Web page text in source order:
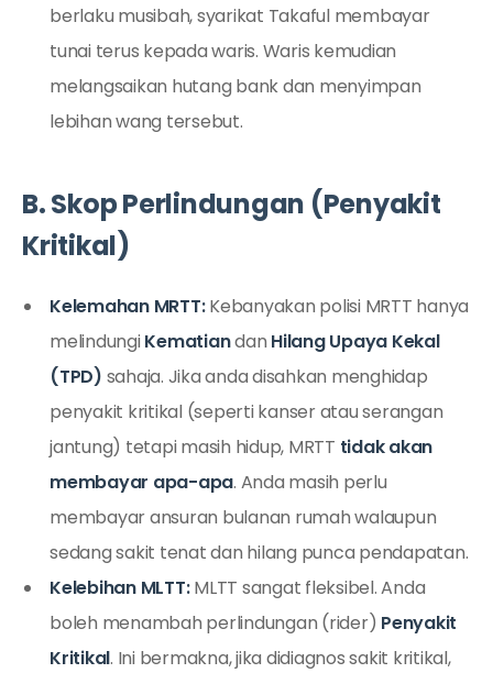
berlaku musibah, syarikat Takaful membayar
tunai terus kepada waris. Waris kemudian
melangsaikan hutang bank dan menyimpan
lebihan wang tersebut.
B. Skop Perlindungan (Penyakit
Kritikal)
Kelemahan MRTT:Kebanyakan polisi MRTT hanya
melindungiKematiandan Hilang Upaya Kekal
(TPD) sahaja. Jika anda disahkan menghidap
penyakit kritikal (seperti kanser atau serangan
jantung) tetapi masih hidup, MRTT tidak akan
membayar apa-apa. Anda masih perlu
membayar ansuran bulanan rumah walaupun
sedang sakit tenat dan hilang punca pendapatan.
Kelebihan MLTT:MLTT sangat fleksibel. Anda
boleh menambah perlindungan (rider) Penyakit
Kritikal. Ini bermakna, jika didiagnos sakit kritikal,